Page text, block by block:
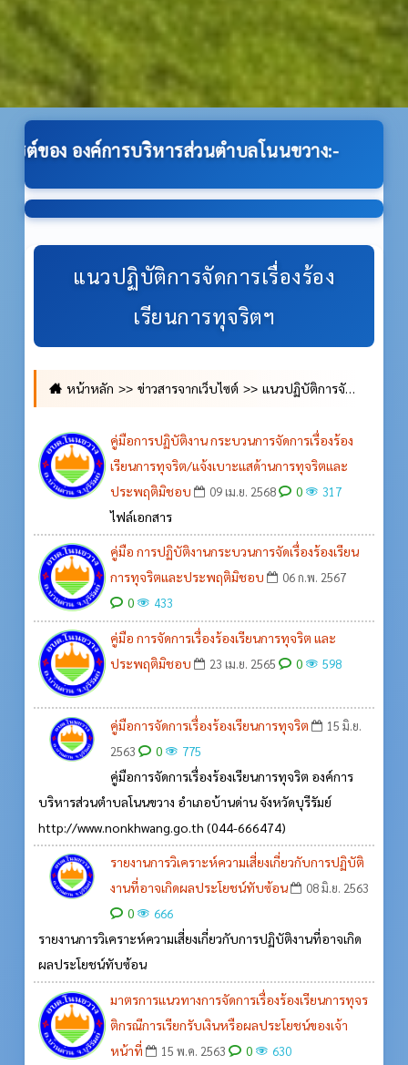
ารส่วนตำบลโนนขวาง:-
แนวปฏิบัติการจัดการเรื่องร้อง
เรียนการทุจริตฯ
หน้าหลัก ข่าวสารจากเว็บไซต์ แนวปฏิบัติการจัดการเรื่องร้องเรียนการทุจริตฯ
คู่มือการปฏิบัติงาน กระบวนการจัดการเรื่องร้อง
เรียนการทุจริต/แจ้งเบาะแสด้านการทุจริตและ
ประพฤติมิชอบ
09 เม.ย. 2568 0 317
ไฟล์เอกสาร
คู่มือ การปฏิบัติงานกระบวนการจัดเรื่องร้องเรียน
การทุจริตและประพฤติมิชอบ
06 ก.พ. 2567
0 433
คู่มือ การจัดการเรื่องร้องเรียนการทุจริต และ
ประพฤติมิชอบ
23 เม.ย. 2565 0 598
คู่มือการจัดการเรื่องร้องเรียนการทุจริต
15 มิ.ย.
2563
0 775
คู่มือการจัดการเรื่องร้องเรียนการทุจริต องค์การ
บริหารส่วนตำบลโนนขวาง อำเภอบ้านด่าน จังหวัดบุรีรัมย์
http://www.nonkhwang.go.th (044-666474)
รายงานการวิเคราะห์ความเสี่ยงเกี่ยวกับการปฏิบัติ
งานที่อาจเกิดผลประโยชน์ทับซ้อน
08 มิ.ย. 2563
0 666
รายงานการวิเคราะห์ความเสี่ยงเกี่ยวกับการปฏิบัติงานที่อาจเกิด
ผลประโยชน์ทับซ้อน
มาตรการแนวทางการจัดการเรื่องร้องเรียนการทุจร
ติกรณีการเรียกรับเงินหรือผลประโยชน์ของเจ้า
หน้าที่
15 พ.ค. 2563 0 630